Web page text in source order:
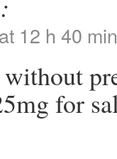
12 h 40 min
for